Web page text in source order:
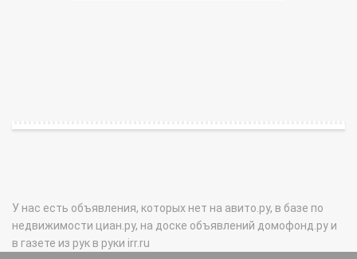
У нас есть объявления, которых нет на авито.ру, в базе по
недвижимости циан.ру, на доске объявлений домофонд.ру и
в газете из рук в руки irr.ru